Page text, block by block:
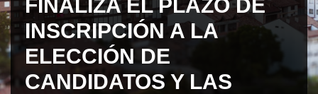
FINALIZA EL PLAZO DE
INSCRIPCIÓN A LA
ELECCIÓN DE
CANDIDATOS Y LAS